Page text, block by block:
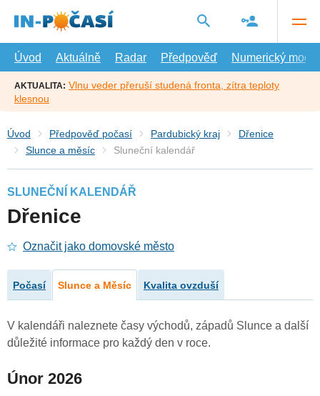
hlavní
Úvod
Aktuálně Radar Předpověď Numerický model
AKTUALITA: Vlnu veder přeruší studená fronta, zítra teploty
klesnou
Úvod Předpověď počasí Pardubický kraj
Dřenice
Slunce a měsíc
Sluneční kalendář
SLUNEČNÍ KALENDÁŘ
Dřenice
Označit jako domovské město
Počasí Slunce a Měsíc Kvalita ovzduší
V kalendáři naleznete časy východů, západů Slunce a další
důležité informace pro každý den v roce.
Únor 2026